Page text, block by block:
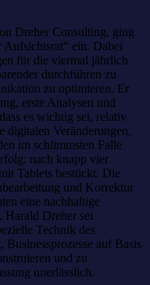
Dreher Consulting, ging
ein. Dabei
für die viermal jährlich
durchführen zu
zu optimieren. Er
erste Analysen und
es wichtig sei, relativ
digitalen Veränderungen,
im schlimmsten Falle
nach knapp vier
Tablets bestückt. Die
und Korrektur
eine nachhaltige
Harald Dreher sei
Technik des
Businessprozesse auf Basis
und zu
unerlässlich.